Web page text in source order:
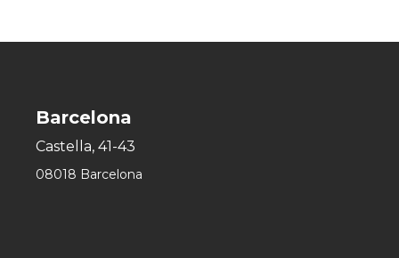
Barcelona
Castella, 41-43
08018 Barcelona